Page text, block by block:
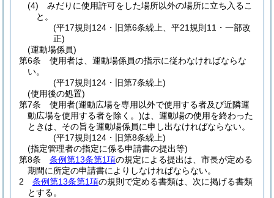
(4)
みだりに使用許可をした場所以外の場所に立ち入るこ
と。
(平17規則124・旧第6条繰上、平21規則11・一部改
正)
(運動場係員)
第6条
使用者は、運動場係員の指示に従わなければならな
い。
(平17規則124・旧第7条繰上)
(使用後の処置)
第7条
使用者(運動広場を専用以外で使用する者及び近隣運
動広場を使用する者を除く。)は、運動場の使用を終わった
ときは、その旨を運動場係員に申し出なければならない。
(平17規則124・旧第8条繰上)
(指定管理者の指定に係る申請書の提出等)
第8条
条例第13条第1項の規定による提出は、市長が定める
期間に所定の申請書によりしなければならない。
2
条例第13条第1項の規則で定める書類は、次に掲げる書類
とする。